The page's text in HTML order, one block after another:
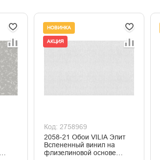
НОВИНКА
АКЦИЯ
Код: 2758969
2058-21 Обои VILIA Элит
Вспененный винил на
флизелиновой основе